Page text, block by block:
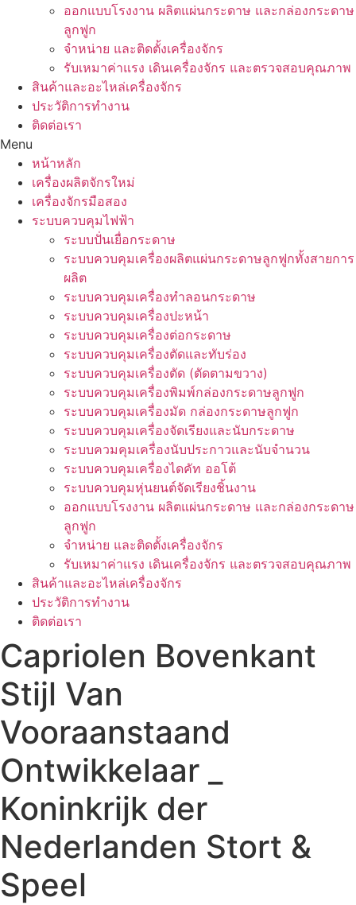
ออกแบบโรงงาน ผลิตแผ่นกระดาษ และกล่องกระดาษ
ลูกฟูก
จำหน่าย และติดตั้งเครื่องจักร
รับเหมาค่าแรง เดินเครื่องจักร และตรวจสอบคุณภาพ
สินค้าและอะไหล่เครื่องจักร
ประวัติการทำงาน
ติดต่อเรา
Menu
หน้าหลัก
เครื่องผลิตจักรใหม่
เครื่องจักรมือสอง
ระบบควบคุมไฟฟ้า
ระบบปั่นเยื่อกระดาษ
ระบบควบคุมเครื่องผลิตแผ่นกระดาษลูกฟูกทั้งสายการ
ผลิต
ระบบควบคุมเครื่องทำลอนกระดาษ
ระบบควบคุมเครื่องปะหน้า
ระบบควบคุมเครื่องต่อกระดาษ
ระบบควบคุมเครื่องตัดและทับร่อง
ระบบควบคุมเครื่องตัด (ตัดตามขวาง)
ระบบควบคุมเครื่องพิมพ์กล่องกระดาษลูกฟูก
ระบบควบคุมเครื่องมัด กล่องกระดาษลูกฟูก
ระบบควบคุมเครื่องจัดเรียงและนับกระดาษ
ระบบควมคุมเครื่องนับประกาวและนับจำนวน
ระบบควบคุมเครื่องไดคัท ออโต้
ระบบควบคุมหุ่นยนต์จัดเรียงชิ้นงาน
ออกแบบโรงงาน ผลิตแผ่นกระดาษ และกล่องกระดาษ
ลูกฟูก
จำหน่าย และติดตั้งเครื่องจักร
รับเหมาค่าแรง เดินเครื่องจักร และตรวจสอบคุณภาพ
สินค้าและอะไหล่เครื่องจักร
ประวัติการทำงาน
ติดต่อเรา
Capriolen Bovenkant
Stijl Van
Vooraanstaand
Ontwikkelaar _
Koninkrijk der
Nederlanden Stort &
Speel